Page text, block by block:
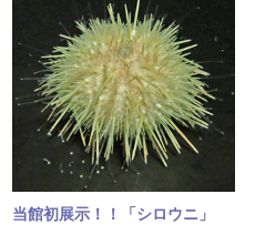
当館初展示！！「シロウニ」